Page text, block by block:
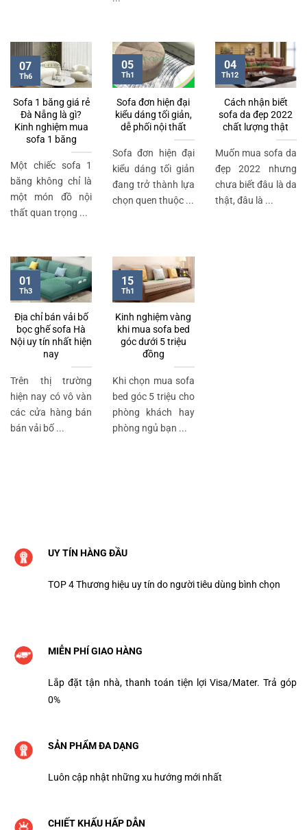
Sofa 1 băng giá rẻ
Đà Nẵng là gì?
Kinh nghiệm mua
sofa 1 băng
Một chiếc sofa 1
băng không chỉ là
một món đồ nội
thất quan trọng ...
07
Th6
Sofa đơn hiện đại
kiểu dáng tối giản,
dễ phối nội thất
Sofa đơn hiện đại
kiểu dáng tối giản
đang trở thành lựa
chọn quen thuộc ...
05
Th1
Cách nhận biết
sofa da đẹp 2022
chất lượng thật
Muốn mua sofa da
đẹp 2022 nhưng
chưa biết đâu là da
thật, đâu là ...
04
Th12
Địa chỉ bán vải bố
bọc ghế sofa Hà
Nội uy tín nhất hiện
nay
Trên thị trường
hiện nay có vô vàn
các cửa hàng bán
bán vải bố ...
01
Th3
Kinh nghiệm vàng
khi mua sofa bed
góc dưới 5 triệu
đồng
Khi chọn mua sofa
bed góc 5 triệu cho
phòng khách hay
phòng ngủ bạn ...
15
Th1
UY TÍN HÀNG ĐẦU
TOP 4 Thương hiệu uy tín do người tiêu dùng bình chọn
MIỄN PHÍ GIAO HÀNG
Lắp đặt tận nhà, thanh toán tiện lợi Visa/Mater. Trả góp
0%
SẢN PHẨM ĐA DẠNG
Luôn cập nhật những xu hướng mới nhất
CHIẾT KHẤU HẤP DẪN